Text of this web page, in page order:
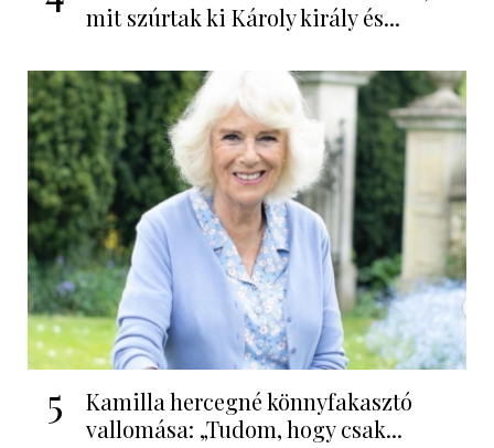
mit szúrtak ki Károly király és...
5
Kamilla hercegné könnyfakasztó
vallomása: „Tudom, hogy csak...